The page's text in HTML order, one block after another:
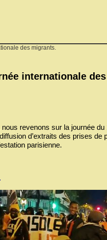
des migrants.
internationale
revenons sur la journée
d’extraits des prises de
parisienne.